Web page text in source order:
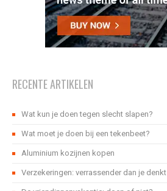
RECENTE ARTIKELEN
Wat kun je doen tegen slecht slapen?
Wat moet je doen bij een tekenbeet?
Aluminium kozijnen kopen
Verzekeringen: verrassender dan je denkt